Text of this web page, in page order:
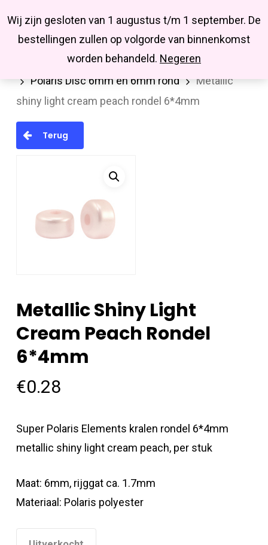
Wij zijn gesloten van 1 augustus t/m 1 september. De
bestellingen zullen op volgorde van binnenkomst
worden behandeld. Negeren
main
Missbluesieraden
searchaccount
Kralen en kralenmixen
Polaris kralen
Polaris Disc 6mm en 6mm rond
Metallic
shiny light cream peach rondel 6*4mm
Terug
Metallic Shiny Light
Cream Peach Rondel
6*4mm
€0.28
Super Polaris Elements kralen rondel 6*4mm
metallic shiny light cream peach, per stuk
Maat: 6mm, rijggat ca. 1.7mm
Materiaal: Polaris polyester
Close